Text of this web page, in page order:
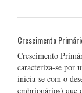
Crescimento
Crescimento
caracteriza-se por
inicia-se com o
embrionários) que